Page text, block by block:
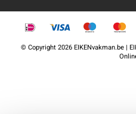
©Copyright2026 EIKENvakman.be |